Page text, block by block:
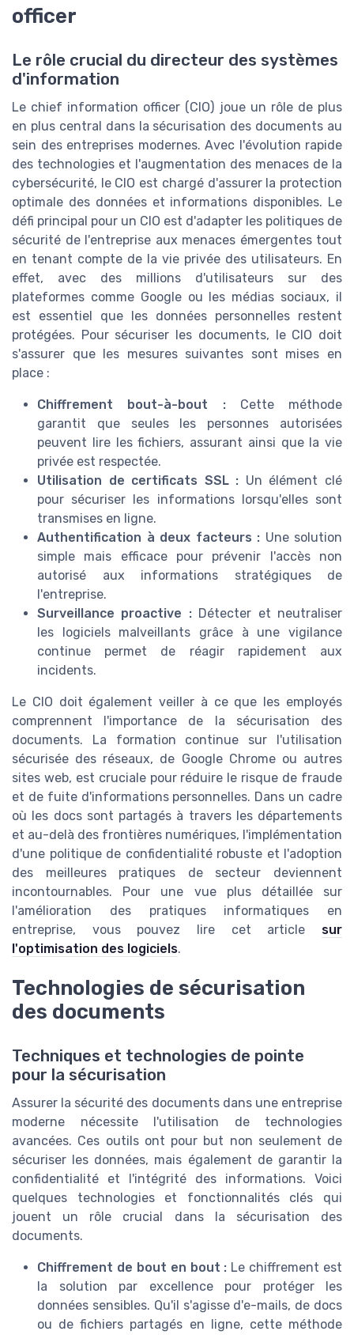
officer
Le rôle crucial du directeur des systèmes
d'information
Le chief information officer (CIO) joue un rôle de plus
en plus central dans la sécurisation des documents au
sein des entreprises modernes. Avec l'évolution rapide
des technologies et l'augmentation des menaces de la
cybersécurité, le CIO est chargé d'assurer la protection
optimale des données et informations disponibles. Le
défi principal pour un CIO est d'adapter les politiques de
sécurité de l'entreprise aux menaces émergentes tout
en tenant compte de la vie privée des utilisateurs. En
effet, avec des millions d'utilisateurs sur des
plateformes comme Google ou les médias sociaux, il
est essentiel que les données personnelles restent
protégées. Pour sécuriser les documents, le CIO doit
s'assurer que les mesures suivantes sont mises en
place :
Chiffrement bout-à-bout :Cette méthode
garantit que seules les personnes autorisées
peuvent lire les fichiers, assurant ainsi que la vie
privée est respectée.
Utilisation de certificats SSL : Un élément clé
pour sécuriser les informations lorsqu'elles sont
transmises en ligne.
Authentification à deux facteurs : Une solution
simple mais efficace pour prévenir l'accès non
autorisé aux informations stratégiques de
l'entreprise.
Surveillance proactive :Détecter et neutraliser
les logiciels malveillants grâce à une vigilance
continue permet de réagir rapidement aux
incidents.
Le CIO doit également veiller à ce que les employés
comprennent l'importance de la sécurisation des
documents. La formation continue sur l'utilisation
sécurisée des réseaux, de Google Chrome ou autres
sites web, est cruciale pour réduire le risque de fraude
et de fuite d'informations personnelles. Dans un cadre
où les docs sont partagés à travers les départements
et au-delà des frontières numériques, l'implémentation
d'une politique de confidentialité robuste et l'adoption
des meilleures pratiques de secteur deviennent
incontournables. Pour une vue plus détaillée sur
l'amélioration des pratiques informatiques en
entreprise, vous pouvez lire cet article sur
l'optimisation des logiciels.
Technologies de sécurisation
des documents
Techniques et technologies de pointe
pour la sécurisation
Assurer la sécurité des documents dans une entreprise
moderne nécessite l'utilisation de technologies
avancées. Ces outils ont pour but non seulement de
sécuriser les données, mais également de garantir la
confidentialité et l'intégrité des informations. Voici
quelques technologies et fonctionnalités clés qui
jouent un rôle crucial dans la sécurisation des
documents.
Chiffrement de bout en bout : Le chiffrement est
la solution par excellence pour protéger les
données sensibles. Qu'il s'agisse d'e-mails, de docs
ou de fichiers partagés en ligne, cette méthode